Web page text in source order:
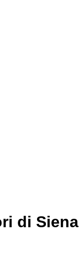
di Siena